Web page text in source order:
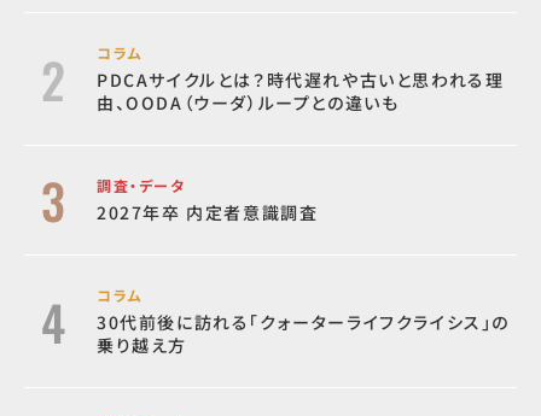
コラム
PDCAサイクルとは？時代遅れや古いと思われる理
由、OODA（ウーダ）ループとの違いも
調査・データ
2027年卒 内定者意識調査
コラム
30代前後に訪れる「クォーターライフクライシス」の
乗り越え方